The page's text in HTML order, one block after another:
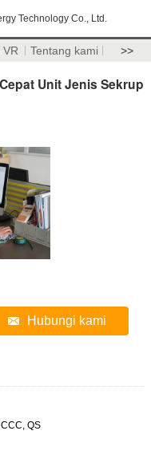
Technology Co., Ltd.
VR Tentang kami >>
Unit Jenis Sekrup
Hubungi kami
QS